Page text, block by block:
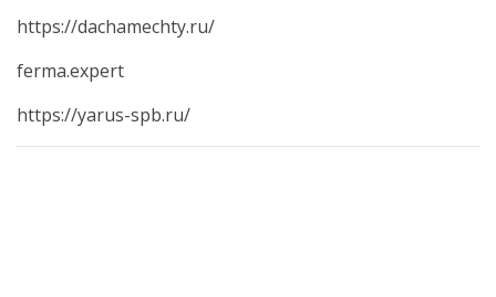
https://dachamechty.ru/
ferma.expert
https://yarus-spb.ru/